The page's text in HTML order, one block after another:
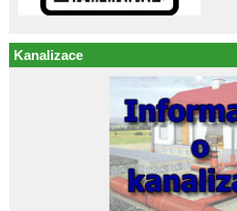
Kanalizace